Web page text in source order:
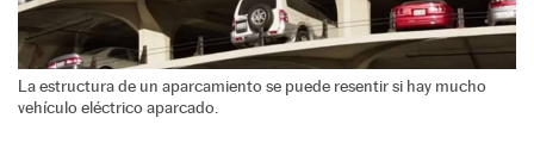
La estructura de un aparcamiento se puede resentir si hay mucho
vehículo eléctrico aparcado.